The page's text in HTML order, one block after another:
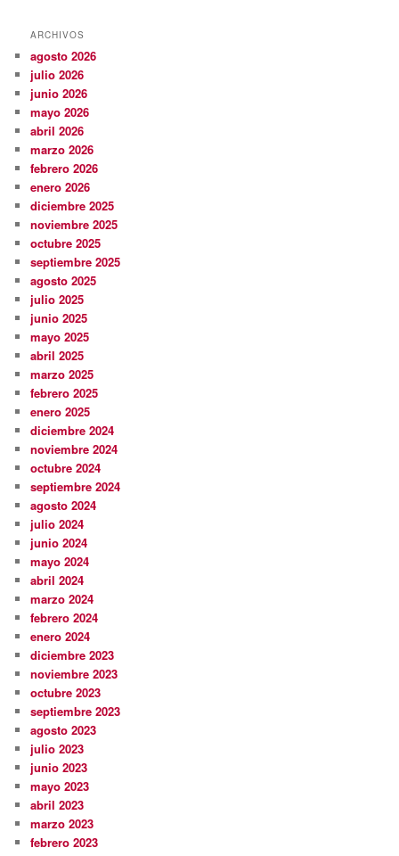
ARCHIVOS
agosto 2026
julio 2026
junio 2026
mayo 2026
abril 2026
marzo 2026
febrero 2026
enero 2026
diciembre 2025
noviembre 2025
octubre 2025
septiembre 2025
agosto 2025
julio 2025
junio 2025
mayo 2025
abril 2025
marzo 2025
febrero 2025
enero 2025
diciembre 2024
noviembre 2024
octubre 2024
septiembre 2024
agosto 2024
julio 2024
junio 2024
mayo 2024
abril 2024
marzo 2024
febrero 2024
enero 2024
diciembre 2023
noviembre 2023
octubre 2023
septiembre 2023
agosto 2023
julio 2023
junio 2023
mayo 2023
abril 2023
marzo 2023
febrero 2023